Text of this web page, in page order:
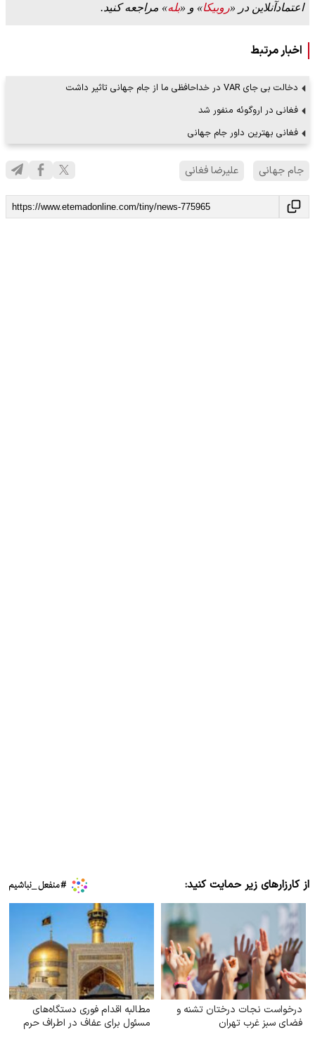
اعتمادآنلاین در «روبیکا» و «بله» مراجعه کنید.
اخبار مرتبط
دخالت بی جای VAR در خداحافظی ما از جام جهانی تاثیر داشت
فغانی در اروگوئه منفور شد
فغانی بهترین داور جام جهانی
جام جهانی علیرضا فغانی
از کارزارهای زیر حمایت کنید:
درخواست نجات درختان تشنه و
فضای سبز غرب تهران
مطالبه اقدام فوری دستگاه‌های
مسئول برای عفاف در اطراف حرم